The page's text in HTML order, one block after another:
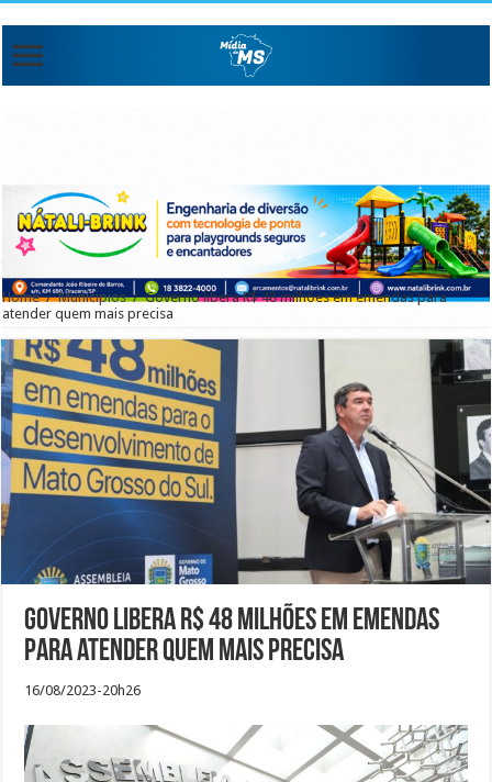
Home / Municipios / Governo libera R$ 48 milhões em emendas para
atender quem mais precisa
Governo libera R$ 48 milhões em emendas
para atender quem mais precisa
16/08/2023-20h26